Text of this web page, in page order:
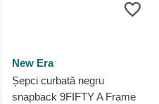
New Era
Șepci curbată negru
snapback 9FIFTY A Frame